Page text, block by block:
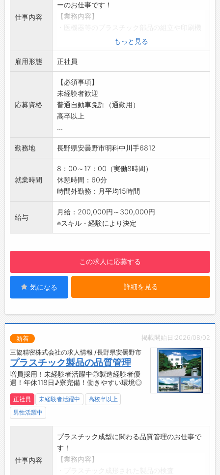
■医療関連の精密プラスチック
人体・生命に関わる、衛生・安全性を最優先さ
療器具から、ヘルスケアにつながるパーツな
ど、三協精密が手がける製品は多岐にわたりま
す。
医師やナースの立場で設計され、患者さんの目
線に配慮した、さまざまな要求に万全に応えら
れるよう、精度やクリーン度を高め、また最新
機器による精度検査体制を整えてご要望にお応
えしています。
■情報機器分野
に使われる超精密なプラスチックパーツを多彩
に供給しております。カメラや携帯モバイルな
ど複雑な形状と細密な表面処理が問われる「外
装加工」なども行っております。
【メッセージ】
設立から半世紀の老舗精密プラスチックメーカ
ーである同社の中でも一番の要である射出成形
機の生産オペレーターをお任せします。主に製
仕事内容
ーのお仕事です！
【業務内容】
・機械への部材の補充
・加工後の検査
◎クリーンルーム内での作業もあり
【研修】
・入社後は研修を受けてから業務に入っていた
だきます
・半年～1年間のOJTを通じて、段階的にスキル
を身につけていただきます
【募集背景】
・増産に伴う増員採用のため
・基本的に立ち作業になります♪
・日勤のみのお仕事！
・夜勤希望の方は相談可◎
・安曇野市内の別工場への異動の可能性あり
【働きやすい環境】
・有給取得：平均13日/年（正社員へ雇用切替
・年5日の有給取得はもちろん、ワークライフ
バランスを重視しています
【貸与】
・安全靴
◎建物内の上履きのみ、ご準備ください
・食堂スペース
・休憩室
・無料駐車場
・ロッカー、更衣室
・寮完備（会社徒歩圏内/空き状況要相談可）
と情報機器分野の2つのフィールドに大別され
ます。
■医療関連の精密プラスチック
もっと見る
雇用形態 正社員
応募資格
【必須事項】
未経験者歓迎
普通自動車免許（通勤用）
高卒以上
...
勤務地 長野県安曇野市明科中川手6812
就業時間
8：00～17：00（実働8時間）
休憩時間：60分
時間外勤務：月平均15時間
給与
月給：200,000円～300,000円
※スキル・経験により決定
この求人に応募する
気になる 詳細を見る
掲載開始日:2026/08/02
新着
三協精密株式会社の求人情報 /長野県安曇野市
プラスチック製品の品質管理
増員採用！未経験者活躍中◎製造経験者優
遇！年休118日♪寮完備！働きやすい環境◎
正社員 未経験者活躍中
高校卒以上
男性活躍中
仕事内容
プラスチック成型に関わる品質管理のお仕事で
す！
【業務内容】